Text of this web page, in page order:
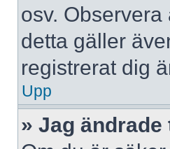
osv.
detta gäller
registrerat dig
Upp
» Jag